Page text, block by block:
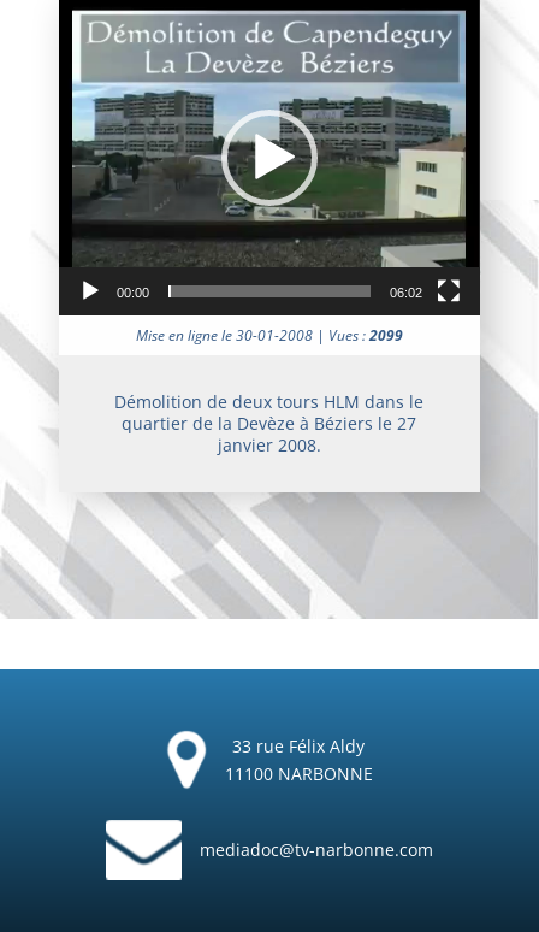
Lecteur
vidéo
00:00 06:02
Mise en ligne le 30-01-2008 | Vues :2099
Démolition de deux tours HLM dans le
quartier de la Devèze à Béziers le 27
janvier 2008.
33 rue Félix Aldy
11100 NARBONNE
mediadoc@tv-narbonne.com